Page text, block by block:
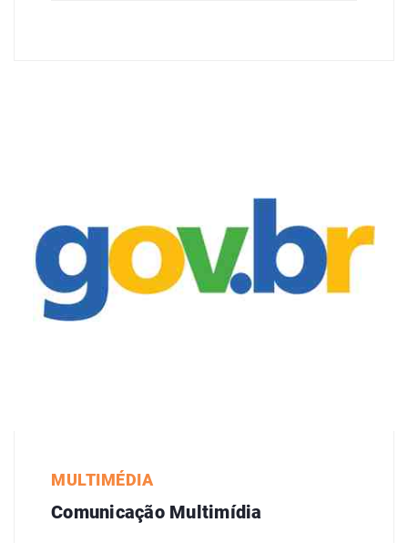
MULTIMÉDIA
Comunicação Multimídia